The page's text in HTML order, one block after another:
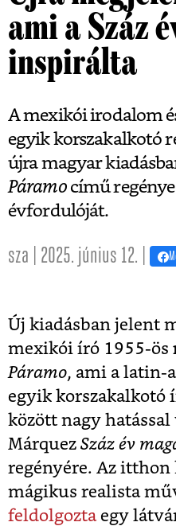
ami a Száz
inspirálta
A mexikói irodalom
egyik korszakalkotó
újra magyar
Páramocímű
évfordulóját.
sza | 2025. június 12. |
Új kiadásban jelent
mexikói író 1955-ös
Páramo, ami a latin-
egyik korszakalkotó
között nagy
Márquez Száz év
regényére. Az itthon
mágikus realista
feldolgoztaegy